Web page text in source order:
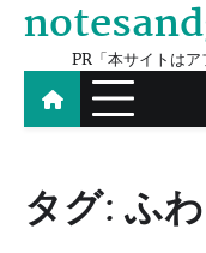
Skip
contentPR「本サイトはア
タグ:ふ